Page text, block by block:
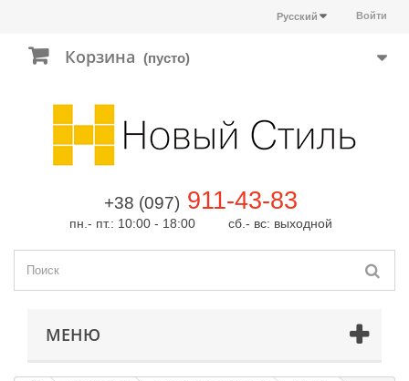
Войти
Русский
Корзина (пусто)
+38 (097) 911-43-83
пн.- пт.: 10:00 - 18:00 сб.- вс: выходной
МЕНЮ